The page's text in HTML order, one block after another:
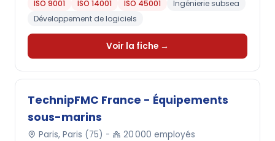
ISO 9001 ISO 14001 ISO 45001
Ingénierie subsea
Développement de logiciels
Voir la fiche →
TechnipFMC France - Équipements
sous-marins
Paris, Paris (75) - 20 000 employés